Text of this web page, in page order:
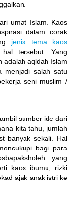
umat Islam. Kaos
dalam corak
jenis tema kaos
tersebut. Yang
adalah aqidah Islam
menjadi salah satu
seni muslim /
sumber ide dari
kita tahu, jumlah
banyak sekali. Hal
bagi para
yang
kaos ibumu, rizki
ajak anak istri ke